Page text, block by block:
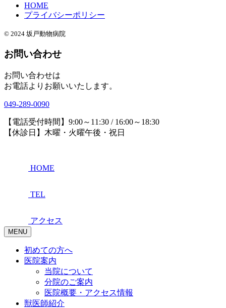
HOME
プライバシーポリシー
© 2024 坂戸動物病院
お問い合わせ
お問い合わせは
お電話よりお願いいたします。
049-289-0090
【電話受付時間】9:00～11:30 / 16:00～18:30
【休診日】木曜・火曜午後・祝日
HOME
TEL
アクセス
MENU
初めての方へ
医院案内
当院について
分院のご案内
医院概要・アクセス情報
獣医師紹介